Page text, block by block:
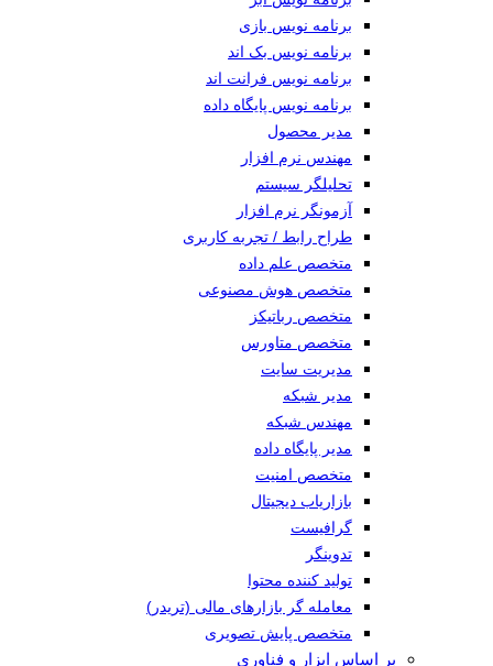
برنامه نویس بازی
برنامه نویس بک اند
برنامه نویس فرانت اند
برنامه نویس پایگاه داده
مدیر محصول
مهندس نرم افزار
تحلیلگر سیستم
آزمونگر نرم افزار
طراح رابط / تجربه کاربری
متخصص علم داده
متخصص هوش مصنوعی
متخصص رباتیکز
متخصص متاورس
مدیریت سایت
مدیر شبکه
مهندس شبکه
مدیر پایگاه داده
متخصص امنیت
بازاریاب دیجیتال
گرافیست
تدوینگر
تولید کننده محتوا
معامله گر بازارهای مالی (تریدر)
متخصص پایش تصویری
بر اساس ابزار و فناوری